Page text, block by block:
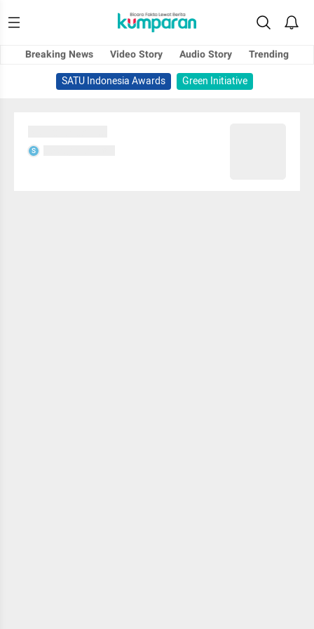
Breaking News Video Story Audio Story
Trending
SATU Indonesia Awards
Green Initiative
S